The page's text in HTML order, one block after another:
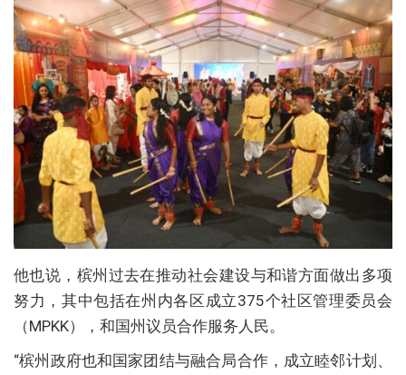
他也说，槟州过去在推动社会建设与和谐方面做出多项
努力，其中包括在州内各区成立375个社区管理委员会
（MPKK），和国州议员合作服务人民。
“槟州政府也和国家团结与融合局合作，成立睦邻计划、